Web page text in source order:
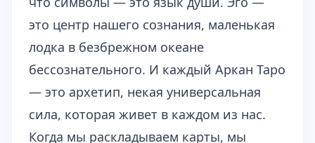
это центр нашего сознания, маленькая
лодка в безбрежном океане
бессознательного. И каждый Аркан Таро
— это архетип, некая универсальная
сила, которая живет в каждом из нас.
Когда мы раскладываем карты, мы